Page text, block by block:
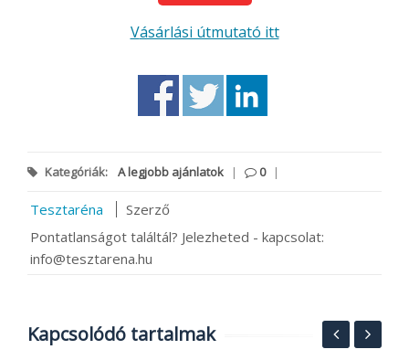
Vásárlási útmutató itt
Kategóriák: A legjobb ajánlatok | 0 |
Tesztaréna
Szerző
Pontatlanságot találtál? Jelezheted - kapcsolat:
info@tesztarena.hu
Kapcsolódó tartalmak